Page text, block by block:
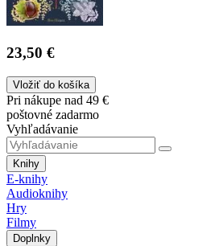
23,50 €
Vložiť do košíka
Pri nákupe nad 49 €
poštovné zadarmo
Vyhľadávanie
Knihy
E-knihy
Audioknihy
Hry
Filmy
Doplnky